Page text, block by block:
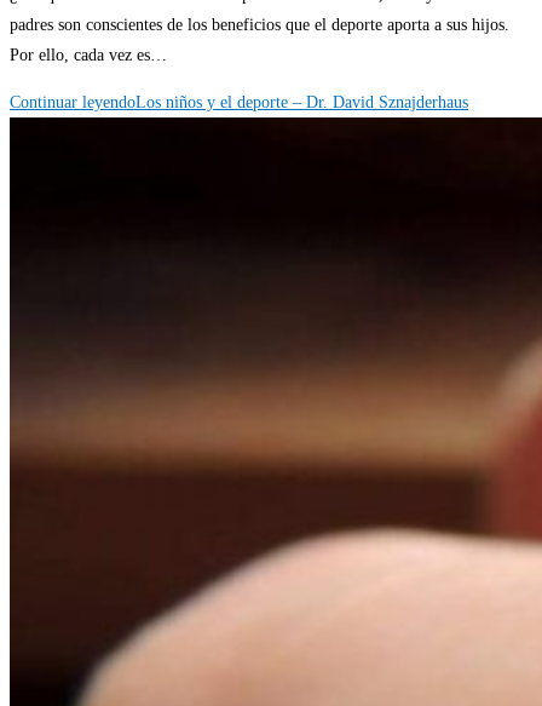
padres son conscientes de los beneficios que el deporte aporta a sus hijos.
Por ello, cada vez es…
Continuar leyendoLos niños y el deporte – Dr. David Sznajderhaus